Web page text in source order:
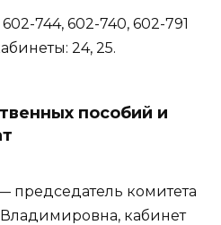
744, 602-740, 602-791
24, 25.
пособий и
председатель комитета
кабинет